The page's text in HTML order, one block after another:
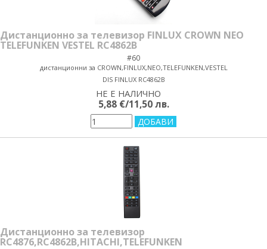
Дистанционно за телевизор FINLUX CROWN NEO
TELEFUNKEN VESTEL RC4862B
#60
дистанционни за CROWN,FINLUX,NEO,TELEFUNKEN,VESTEL
DIS FINLUX RC4862B
НЕ Е НАЛИЧНО
5,88 €/11,50 лв.
Дистанционно за телевизор
RC4876,RC4862B,HITACHI,TELEFUNKEN